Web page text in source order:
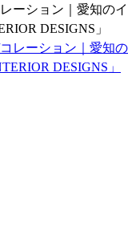
ーション｜愛知のイ
DESIGNS」